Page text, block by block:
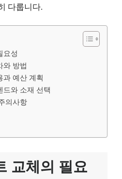
다룹니다.
요성
와 방법
과 예산 계획
드와 소재 선택
의사항
교체의 필요